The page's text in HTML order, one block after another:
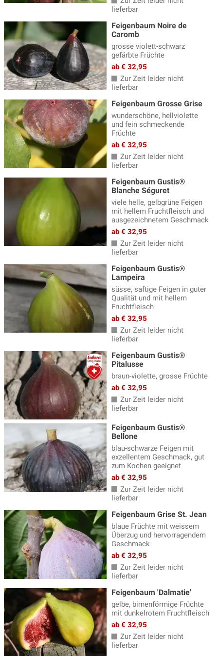
lieferbar
Feigenbaum Noire de
Caromb
grosse violett-schwarz
gefärbte Früchte
ab € 32,95
Zur Zeit leider nicht
lieferbar
Feigenbaum Grosse Grise
wunderschöne, hellviolette
und fein schmeckende
Früchte
ab € 32,95
Zur Zeit leider nicht
lieferbar
Feigenbaum Gustis®
Blanche Séguret
viele helle, gelbgrüne Feigen
mit hellem Fruchtfleisch und
ausgezeichnetem Geschmack
ab € 32,95
Zur Zeit leider nicht
lieferbar
Feigenbaum Gustis®
Lampeira
süsse, saftige Feigen in guter
Qualität und mit hellem
Fruchtfleisch
ab € 32,95
Zur Zeit leider nicht
lieferbar
Feigenbaum Gustis®
Pitalusse
braun-violette, grosse Früchte
ab € 32,95
Zur Zeit leider nicht
lieferbar
Feigenbaum Gustis®
Bellone
blau-schwarze Feigen mit
exzellentem Geschmack, gut
zum Kochen geeignet
ab € 32,95
Zur Zeit leider nicht
lieferbar
Feigenbaum Grise St. Jean
blaue Früchte mit weissem
Überzug und hervorragendem
Geschmack
ab € 32,95
Zur Zeit leider nicht
lieferbar
Feigenbaum 'Dalmatie'
gelbe, birnenförmige Früchte
mit dunkelrotem Fruchtfleisch
ab € 32,95
Zur Zeit leider nicht
lieferbar